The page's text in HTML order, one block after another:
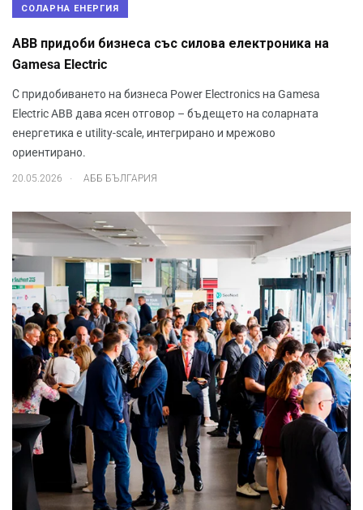
СОЛАРНА ЕНЕРГИЯ
ABB придоби бизнеса със силова електроника на
Gamesa Electric
С придобиването на бизнеса Power Electronics на Gamesa
Electric ABB дава ясен отговор – бъдещето на соларната
енергетика е utility-scale, интегрирано и мрежово
ориентирано.
20.05.2026 АББ БЪЛГАРИЯ